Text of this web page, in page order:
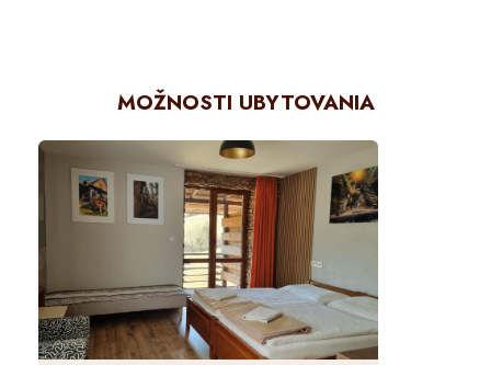
MOŽNOSTI UBYTOVANIA